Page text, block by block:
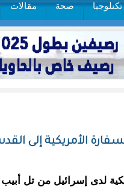
تكنلوجيا صحة مقالات
الأمريكية إلى
لدى إسرائيل من تل